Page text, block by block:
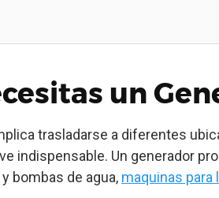
un
trasladarse a diferentes
indispensable. Un generador
bombas de agua, maquinas para